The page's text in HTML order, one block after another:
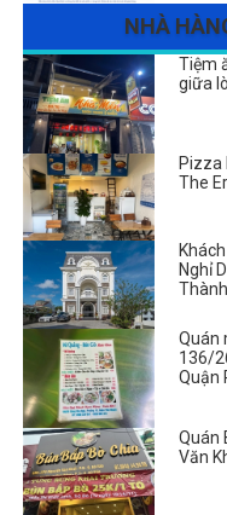
NHÀ
Tiệm
giữa
Pizza
The
Nghỉ
Quán
136/
Quận
Quán
Văn